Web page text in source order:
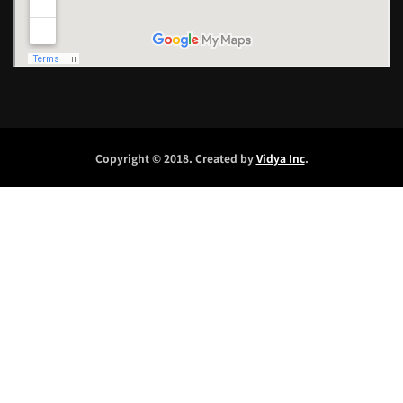
Copyright © 2018. Created byVidya Inc.